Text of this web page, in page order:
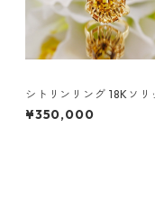
シトリンリング 18Kソリ
ールド | シトリン フロー
リング
¥350,000